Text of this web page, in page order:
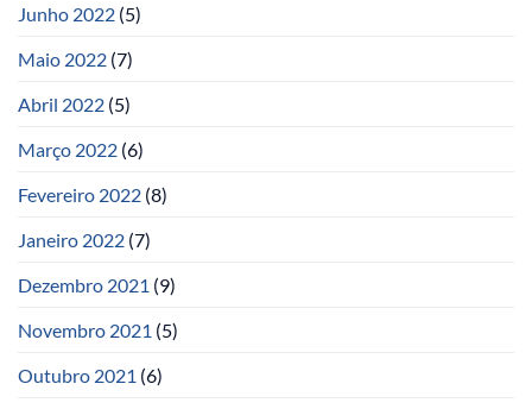
Junho 2022 (5)
Maio 2022 (7)
Abril 2022 (5)
Março 2022 (6)
Fevereiro 2022 (8)
Janeiro 2022 (7)
Dezembro 2021 (9)
Novembro 2021 (5)
Outubro 2021 (6)